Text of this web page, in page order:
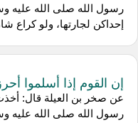
رسول الله صلى الله عليه
إحداكن لجارتها، ولو كراع
إن القوم إذا أسلموا
عن صخر بن العيلة قال:
رسول الله صلى الله عليه